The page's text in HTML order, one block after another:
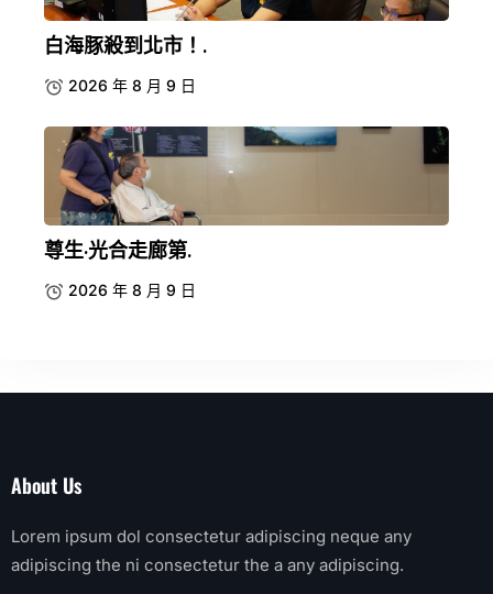
白海豚殺到北市！.
2026 年 8 月 9 日
尊生·光合走廊第.
2026 年 8 月 9 日
About Us
Lorem ipsum dol consectetur adipiscing neque any
adipiscing the ni consectetur the a any adipiscing.